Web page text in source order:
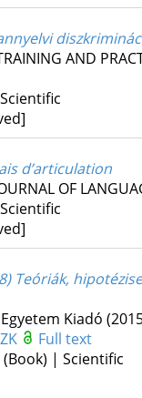
AND
d’articulation
OF
Teóriák,
Kiadó
Full text
| Scientific